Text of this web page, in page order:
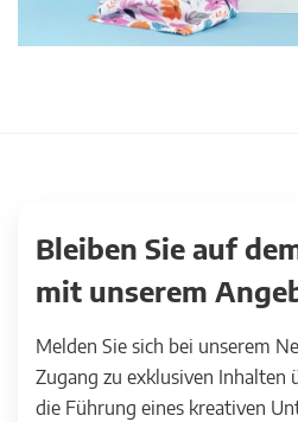
Bleiben Sie auf
mit unserem
Melden Sie sich bei unserem
Zugang zu exklusiven Inhalten
die Führung eines kreativen